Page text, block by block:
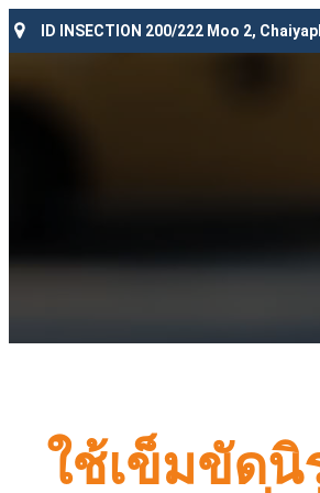
ID INSECTION 200/222 Moo 2,
ใช้เข็มขัดนิ